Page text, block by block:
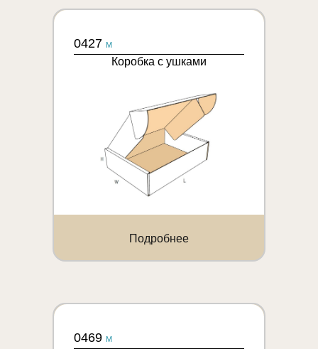
0427 M
Коробка с ушками
Подробнее
0469 M